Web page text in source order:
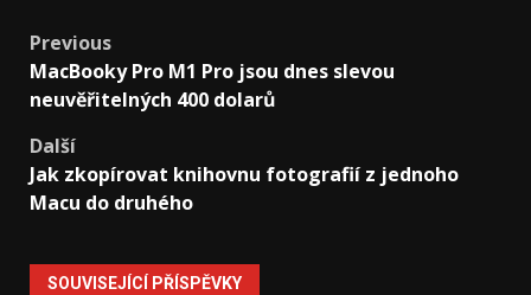
Post
navigation
Previous
MacBooky Pro M1 Pro jsou dnes slevou
neuvěřitelných 400 dolarů
Další
Jak zkopírovat knihovnu fotografií z jednoho
Macu do druhého
SOUVISEJÍCÍ PŘÍSPĚVKY